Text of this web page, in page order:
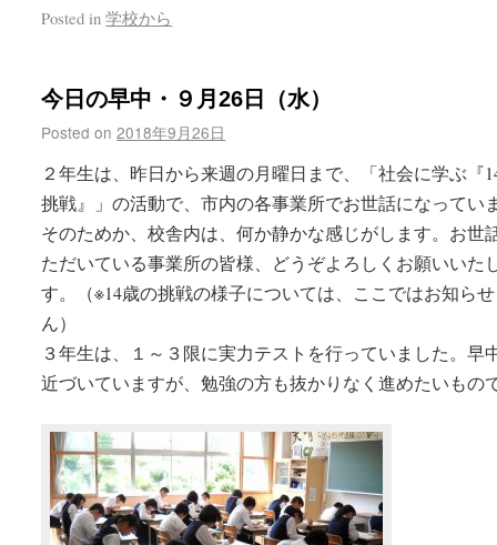
Posted in 学校から
今日の早中・９月26日（水）
Posted on 2018年9月26日
２年生は、昨日から来週の月曜日まで、「社会に学ぶ『
挑戦』」の活動で、市内の各事業所でお世話になってい
そのためか、校舎内は、何か静かな感じがします。お世
ただいている事業所の皆様、どうぞよろしくお願いいた
す。（※14歳の挑戦の様子については、ここではお知ら
ん）
３年生は、１～３限に実力テストを行っていました。早
近づいていますが、勉強の方も抜かりなく進めたいもの